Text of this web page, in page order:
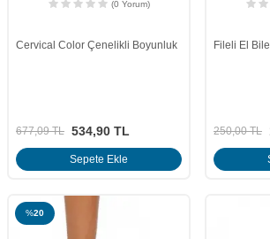
(0 Yorum)
Cervical Color Çenelikli Boyunluk
677,09TL 534,90 TL
Sepete Ekle
Fileli El
250,00TL
%20